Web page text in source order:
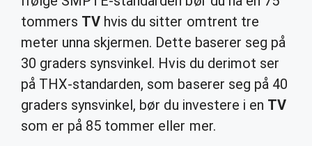
tommers TV hvis du sitter omtrent tre
meter unna skjermen. Dette baserer seg på
30 graders synsvinkel. Hvis du derimot ser
på THX-standarden, som baserer seg på 40
graders synsvinkel, bør du investere i en TV
som er på 85 tommer eller mer.